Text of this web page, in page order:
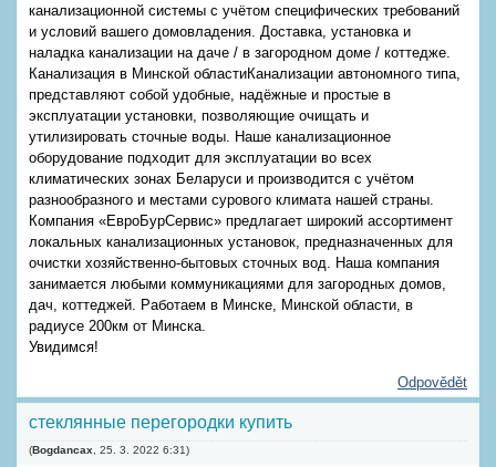
канализационной системы с учётом специфических требований
и условий вашего домовладения. Доставка, установка и
наладка канализации на даче / в загородном доме / коттедже.
Канализация в Минской областиКанализации автономного типа,
представляют собой удобные, надёжные и простые в
эксплуатации установки, позволяющие очищать и
утилизировать сточные воды. Наше канализационное
оборудование подходит для эксплуатации во всех
климатических зонах Беларуси и производится с учётом
разнообразного и местами сурового климата нашей страны.
Компания «ЕвроБурСервис» предлагает широкий ассортимент
локальных канализационных установок, предназначенных для
очистки хозяйственно-бытовых сточных вод. Наша компания
занимается любыми коммуникациями для загородных домов,
дач, коттеджей. Работаем в Минске, Минской области, в
радиусе 200км от Минска.
Увидимся!
Odpovědět
стеклянные перегородки купить
(Bogdancax 25. 3. 2022 6:31)